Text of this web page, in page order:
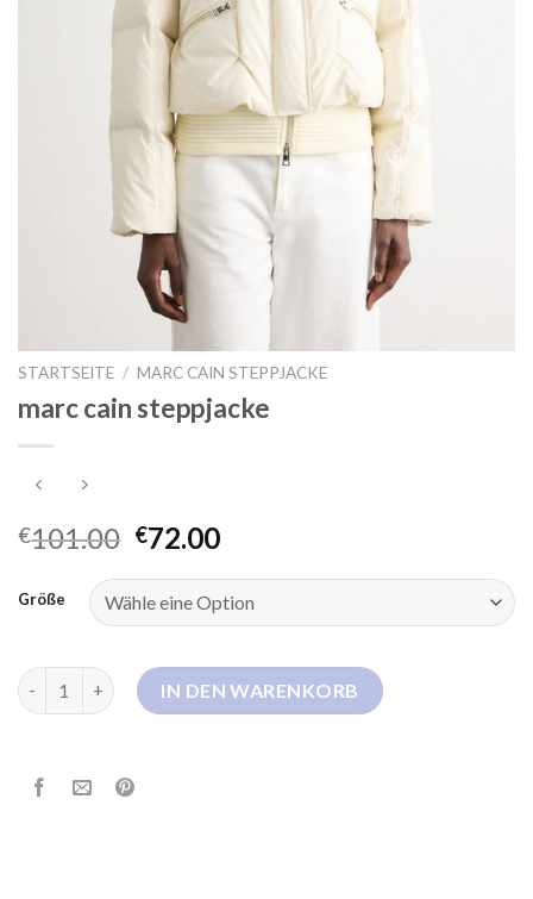
STARTSEITE / MARC CAIN STEPPJACKE
marc cain steppjacke
€101.00 €72.00
Größe
marc cain steppjacke MengeIN DEN WARENKORB